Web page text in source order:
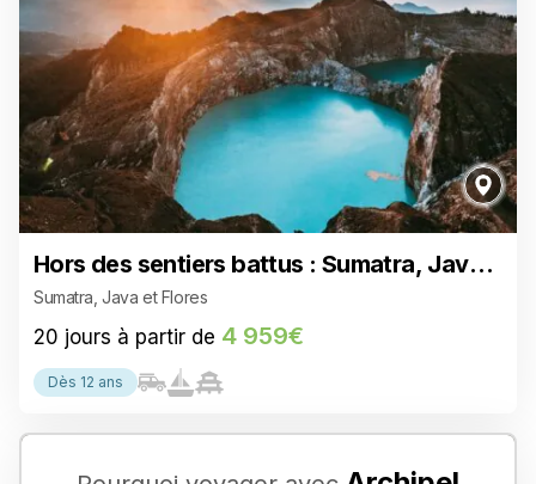
Hors des sentiers battus : Sumatra, Java e
t Flores
Sumatra, Java et Flores
20 jours à partir de 4 959€
Dès 12 ans